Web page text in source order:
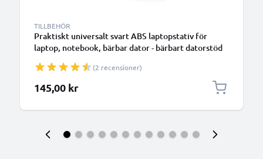
TILLBEHÖR
Praktiskt universalt svart ABS laptopstativ för
laptop, notebook, bärbar dator - bärbart datorstöd
ventilation
(2 recensioner)
145,00 kr